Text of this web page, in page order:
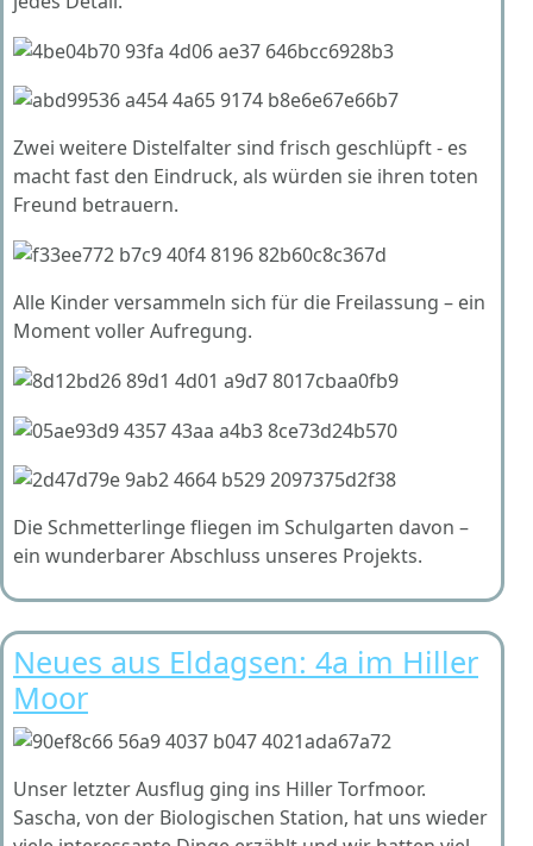
Zwei weitere Distelfalter sind frisch geschlüpft - es
macht fast den Eindruck, als würden sie ihren toten
Freund betrauern.
Alle Kinder versammeln sich für die Freilassung – ein
Moment voller Aufregung.
Die Schmetterlinge fliegen im Schulgarten davon –
ein wunderbarer Abschluss unseres Projekts.
Neues aus Eldagsen: 4a im Hiller
Moor
Unser letzter Ausflug ging ins Hiller Torfmoor.
Sascha, von der Biologischen Station, hat uns wieder